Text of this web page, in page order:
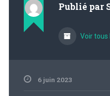
Publié par
Voir tous
6 juin 2023